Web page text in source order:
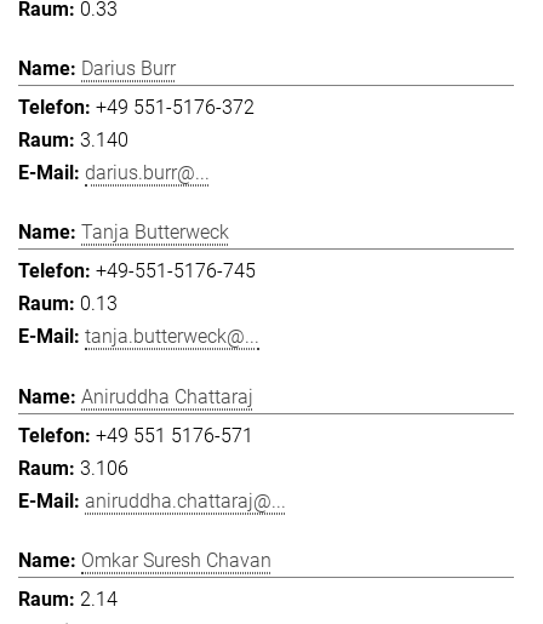
0.33
Darius Burr
+49 551-5176-372
3.140
darius.burr@...
Tanja Butterweck
+49-551-5176-745
0.13
tanja.butterweck@...
Aniruddha Chattaraj
+49 551 5176-571
3.106
aniruddha.chattaraj@...
Omkar Suresh Chavan
2.14